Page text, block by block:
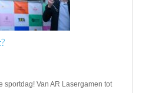
sportdag! Van AR Lasergamen tot